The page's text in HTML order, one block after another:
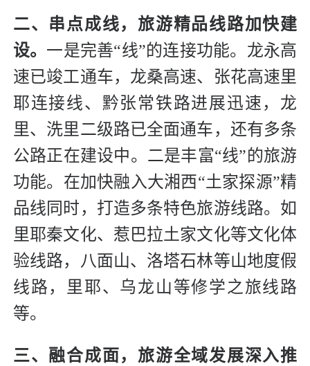
二、串点成线，旅游精品线路加快建
设。 一是完善“线”的连接功能。龙永高
速已竣工通车，龙桑高速、张花高速里
耶连接线、黔张常铁路进展迅速，龙
里、洗里二级路已全面通车，还有多条
公路正在建设中。二是丰富“线”的旅游
功能。在加快融入大湘西“土家探源”精
品线同时，打造多条特色旅游线路。如
里耶秦文化、惹巴拉土家文化等文化体
验线路，八面山、洛塔石林等山地度假
线路，里耶、乌龙山等修学之旅线路
等。
三、融合成面，旅游全域发展深入推